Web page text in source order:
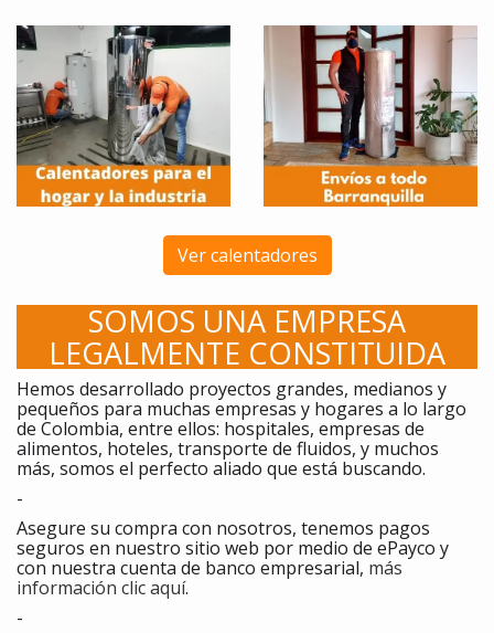
Ver calentadores
SOMOS UNA EMPRESA
LEGALMENTE CONSTITUIDA
Hemos desarrollado proyectos grandes, medianos y
pequeños para muchas empresas y hogares a lo largo
de Colombia, entre ellos: hospitales, empresas de
alimentos, hoteles, transporte de fluidos, y muchos
más, somos el perfecto aliado que está buscando.
-
Asegure su compra con nosotros, tenemos pagos
seguros en nuestro sitio web por medio de ePayco y
con nuestra cuenta de banco empresarial, más
información clic aquí.
-